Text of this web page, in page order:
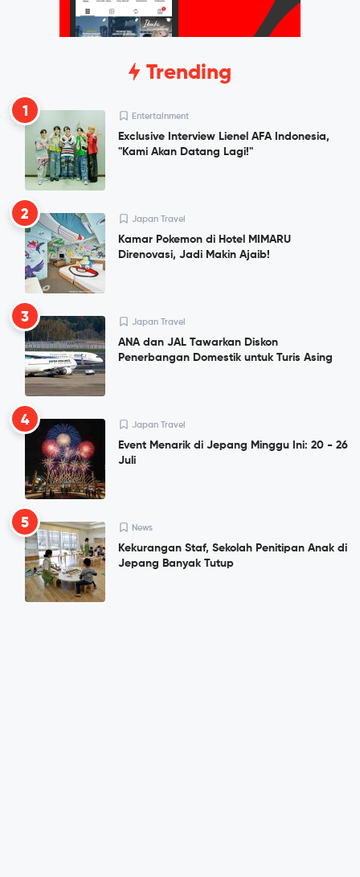
Trending
1 Entertainment
Exclusive Interview Lienel AFA Indonesia,
"Kami Akan Datang Lagi!"
2 Japan Travel
Kamar Pokemon di Hotel MIMARU
Direnovasi, Jadi Makin Ajaib!
3 Japan Travel
ANA dan JAL Tawarkan Diskon
Penerbangan Domestik untuk Turis Asing
4 Japan Travel
Event Menarik di Jepang Minggu Ini: 20 - 26
Juli
5 News
Kekurangan Staf, Sekolah Penitipan Anak di
Jepang Banyak Tutup